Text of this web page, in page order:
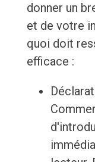
donner un
et de votre
quoi doit
efficace :